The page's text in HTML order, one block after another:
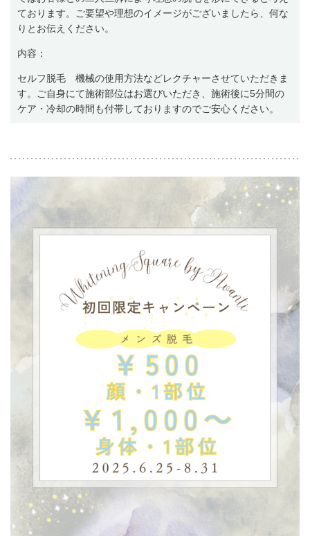
ております。ご要望や理想のイメージがございましたら、何な
りとお伝えください。
内容：
セルフ脱毛 機械の使用方法などレクチャーさせていただきま
す。ご自身にて施術部位はお選びいただき、施術後に5分間の
ケア・冷却の時間も付帯しておりますのでご安心ください。